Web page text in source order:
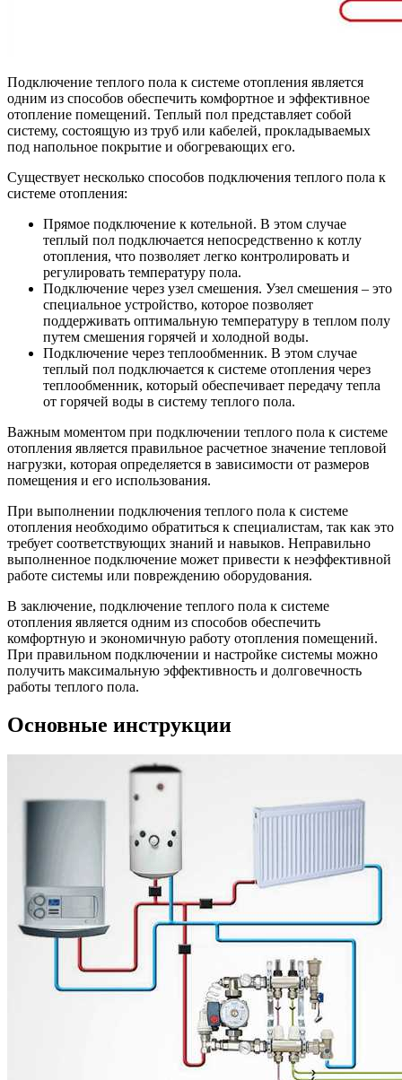
Подключение теплого пола к системе отопления является
одним из способов обеспечить комфортное и эффективное
отопление помещений. Теплый пол представляет собой
систему, состоящую из труб или кабелей, прокладываемых
под напольное покрытие и обогревающих его.
Существует несколько способов подключения теплого пола к
системе отопления:
Прямое подключение к котельной. В этом случае
теплый пол подключается непосредственно к котлу
отопления, что позволяет легко контролировать и
регулировать температуру пола.
Подключение через узел смешения. Узел смешения – это
специальное устройство, которое позволяет
поддерживать оптимальную температуру в теплом полу
путем смешения горячей и холодной воды.
Подключение через теплообменник. В этом случае
теплый пол подключается к системе отопления через
теплообменник, который обеспечивает передачу тепла
от горячей воды в систему теплого пола.
Важным моментом при подключении теплого пола к системе
отопления является правильное расчетное значение тепловой
нагрузки, которая определяется в зависимости от размеров
помещения и его использования.
При выполнении подключения теплого пола к системе
отопления необходимо обратиться к специалистам, так как это
требует соответствующих знаний и навыков. Неправильно
выполненное подключение может привести к неэффективной
работе системы или повреждению оборудования.
В заключение, подключение теплого пола к системе
отопления является одним из способов обеспечить
комфортную и экономичную работу отопления помещений.
При правильном подключении и настройке системы можно
получить максимальную эффективность и долговечность
работы теплого пола.
Основные инструкции